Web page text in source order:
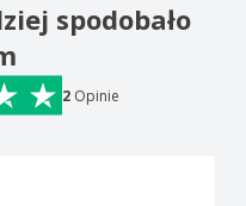
spodobało
2 Opinie